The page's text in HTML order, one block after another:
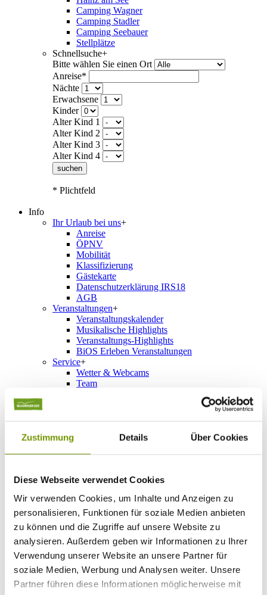
Zustimmung Details Über Cookies
Diese Webseite verwendet Cookies
Wir verwenden Cookies, um Inhalte und Anzeigen zu
personalisieren, Funktionen für soziale Medien anbieten
zu können und die Zugriffe auf unsere Website zu
analysieren. Außerdem geben wir Informationen zu Ihrer
Verwendung unserer Website an unsere Partner für
soziale Medien, Werbung und Analysen weiter. Unsere
Partner führen diese Informationen möglicherweise mit
Camping Wagner
Camping Stadler
Camping Seebauer
Stellplätze
Schnellsuche+
Bitte wählen Sie einen Ort
Anreise*
Nächte
Erwachsene
Kinder
Alter Kind 1
Alter Kind 2
Alter Kind 3
Alter Kind 4
suchen
* Plichtfeld
Info
Ihr Urlaub bei uns+
Anreise
ÖPNV
Mobilität
Klassifizierung
Gästekarte
Datenschutzerklärung IRS18
AGB
Veranstaltungen+
Veranstaltungskalender
Musikalische Highlights
Veranstaltungs-Highlights
BiOS Erleben Veranstaltungen
Service+
Wetter & Webcams
Team
Bitte wählen Sie einen Ort
Nächte
Erwachsene
Kinder
Alter Kind 1
Alter Kind 2
Alter Kind 3
Alter Kind 4
suchen